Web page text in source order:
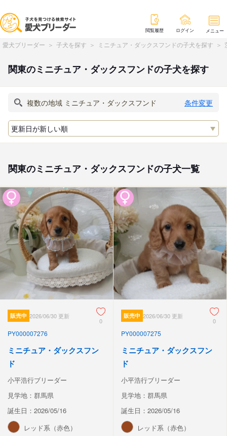
閲覧履歴 ログイン メニュー
愛犬ブリーダー 子犬を探す ミニチュア・ダックスフンドの子犬を探す
関東のミニチュア・ダックスフンドの子犬を探す
条件変更
関東のミニチュア・ダックスフンドの子犬一覧
販売中 2026/06/30 更新
0
PY000007276
ミニチュア・ダックスフン
ド
小平浩行ブリーダー
見学地：群馬県
誕生日：2026/05/16
レッド系（赤色）
販売中 2026/06/30 更新
0
PY000007275
ミニチュア・ダックスフン
ド
小平浩行ブリーダー
見学地：群馬県
誕生日：2026/05/16
レッド系（赤色）